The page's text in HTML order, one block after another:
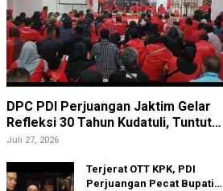
DPC PDI Perjuangan Jaktim Gelar
Refleksi 30 Tahun Kudatuli, Tuntut
Penuntasan Hukum Aktor Intelektual
Juli 27, 2026
Terjerat OTT KPK, PDI
Perjuangan Pecat Bupati